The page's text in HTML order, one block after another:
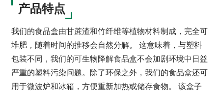
产品特点
我们的食品盒由甘蔗渣和竹纤维等植物材料制成，完全可
堆肥，随着时间的推移会自然分解。 这意味着，与塑料
包装不同，我们的可生物降解食品盒不会加剧环境中日益
严重的塑料污染问题。除了环保之外，我们的食品盒还可
用于微波炉和冰箱，方便重新加热或储存食物。 该盒子